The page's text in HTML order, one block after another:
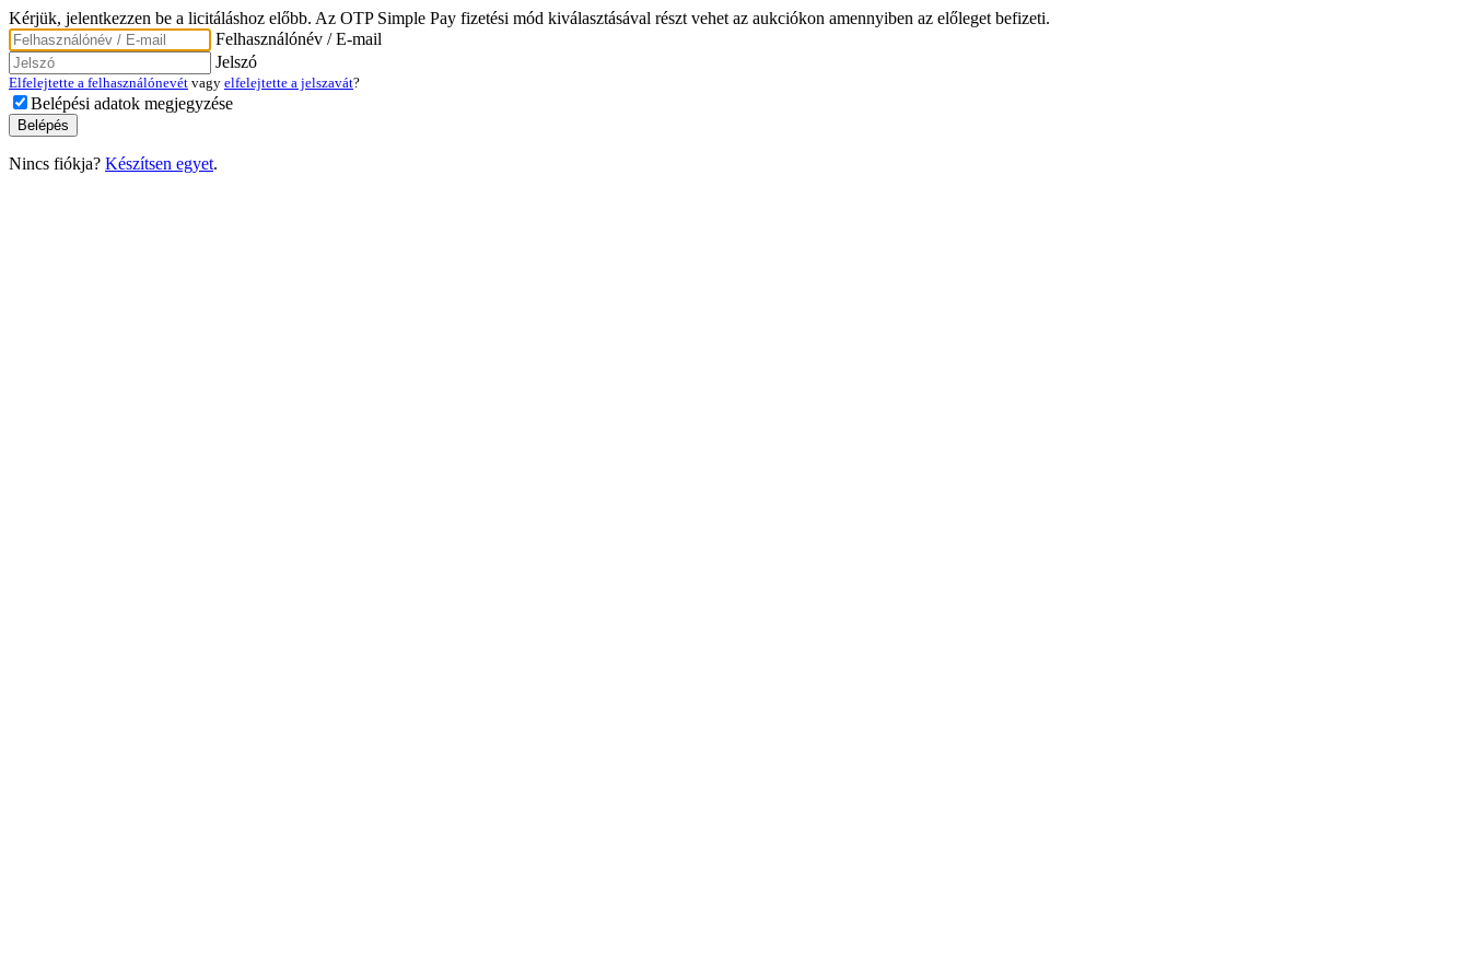
Kérjük, jelentkezzen be a licitáláshoz előbb. Az OTP Simple Pay fizetési mód kiválasztásával részt vehet az aukciókon amennyiben az előleget befizeti.
Felhasználónév / E-mail
Jelszó
Elfelejtette a felhasználónevét vagy elfelejtette a jelszavát?
Belépési adatok megjegyzése
Nincs fiókja? Készítsen egyet.